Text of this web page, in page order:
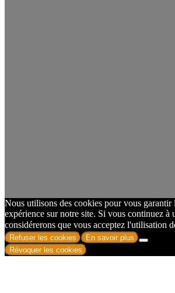
Nous utilisons des cookies pour vous garantir
expérience sur notre site. Si vous continuez à
considérerons que vous acceptez l'utilisation
Refuser les cookies
En savoir plus
Révoquer les cookies